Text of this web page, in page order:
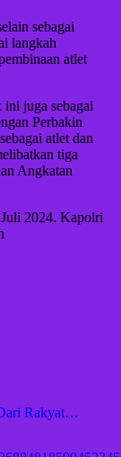
sebagai
langkah
atlet
ini juga sebagai
Perbakin
atlet dan
tiga
Angkatan
2024. Kapolri
Rakyat…